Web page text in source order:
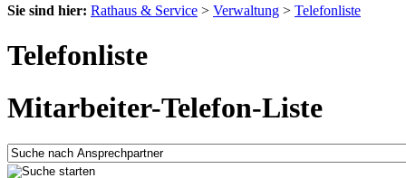
Sie sind hier: Rathaus & Service > Verwaltung > Telefonliste
Telefonliste
Mitarbeiter-Telefon-Liste